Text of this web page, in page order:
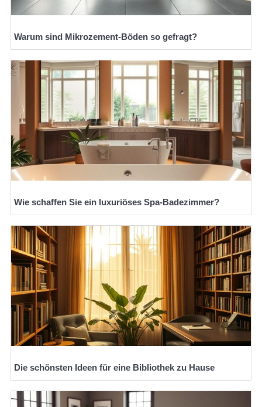
Warum sind Mikrozement-Böden so gefragt?
Wie schaffen Sie ein luxuriöses Spa-Badezimmer?
Die schönsten Ideen für eine Bibliothek zu Hause